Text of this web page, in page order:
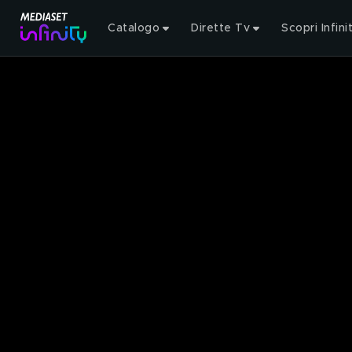
Catalogo Dirette Tv Scopri